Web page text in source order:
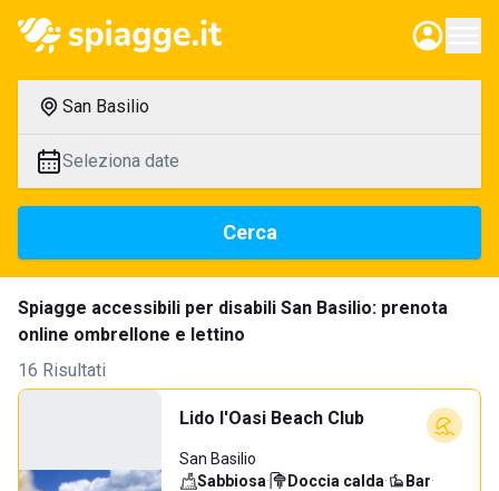
San Basilio
Seleziona date
Cerca
Spiagge accessibili per disabili San Basilio: prenota
online ombrellone e lettino
16 Risultati
Lido l'Oasi Beach Club
San Basilio
Sabbiosa· Doccia calda· Bar·